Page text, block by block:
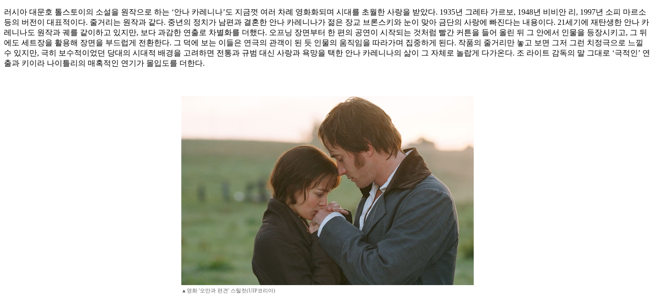
러시아 대문호 톨스토이의 소설을 원작으로 하는 ‘안나 카레니나’도 지금껏 여러 차례 영화화되며 시대를 초월한 사랑을 받았다. 1935년 그레타 가르보, 1948년 비비안 리, 1997년 소피 마르소
등의 버전이 대표적이다. 줄거리는 원작과 같다. 중년의 정치가 남편과 결혼한 안나 카레니나가 젊은 장교 브론스키와 눈이 맞아 금단의 사랑에 빠진다는 내용이다. 21세기에 재탄생한 안나 카
레니나도 원작과 궤를 같이하고 있지만, 보다 과감한 연출로 차별화를 더했다. 오프닝 장면부터 한 편의 공연이 시작되는 것처럼 빨간 커튼을 들어 올린 뒤 그 안에서 인물을 등장시키고, 그 뒤
에도 세트장을 활용해 장면을 부드럽게 전환한다. 그 덕에 보는 이들은 연극의 관객이 된 듯 인물의 움직임을 따라가며 집중하게 된다. 작품의 줄거리만 놓고 보면 그저 그런 치정극으로 느낄
수 있지만, 극히 보수적이었던 당대의 시대적 배경을 고려하면 전통과 규범 대신 사랑과 욕망을 택한 안나 카레니나의 삶이 그 자체로 놀랍게 다가온다. 조 라이트 감독의 말 그대로 ‘극적인’ 연
출과 키이라 나이틀리의 매혹적인 연기가 몰입도를 더한다.
▲영화 '오만과 편견' 스틸컷(UIP코리아)